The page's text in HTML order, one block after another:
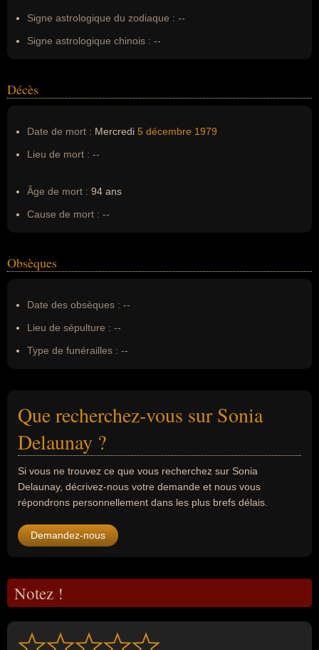
Signe astrologique du zodiaque : --
Signe astrologique chinois : --
Décès
Date de mort : Mercredi 5 décembre 1979
Lieu de mort : --
Âge de mort : 94 ans
Cause de mort : --
Obsèques
Date des obsèques : --
Lieu de sépulture : --
Type de funérailles : --
Que recherchez-vous sur Sonia
Delaunay ?
Si vous ne trouvez ce que vous recherchez sur Sonia
Delaunay, décrivez-nous votre demande et nous vous
répondrons personnellement dans les plus brefs délais.
Demandez-nous
Notez !